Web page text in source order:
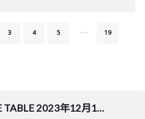
3 4 5 … 19
NEWS TO THE TABLE 2023年12月14日(木)（ナビゲーター：堀潤／コメンテーター：神戸学院大学教授 上脇博之）